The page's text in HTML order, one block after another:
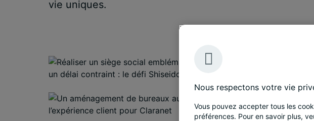
vie uniques.
Nous respectons votre vie
Vous pouvez accepter tous les
préférences. Pour en savoir plus,